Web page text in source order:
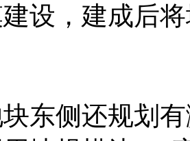
设，建成后
东侧还规划